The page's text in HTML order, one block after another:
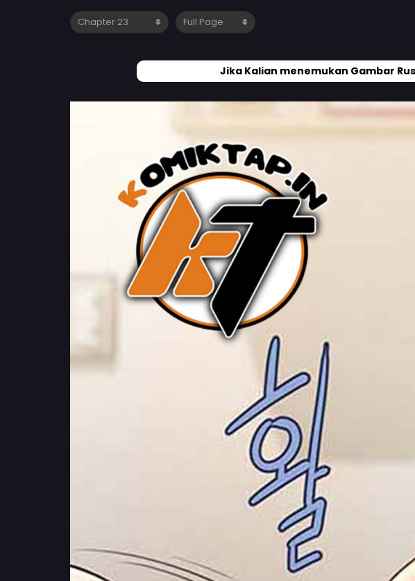
Jika Kalian menemukan Gambar